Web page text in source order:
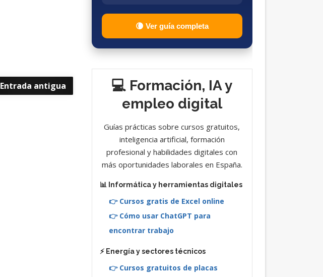
Entrada antigua
🌘 Ver guía completa
💻 Formación, IA y
empleo digital
Guías prácticas sobre cursos gratuitos,
inteligencia artificial, formación
profesional y habilidades digitales con
más oportunidades laborales en España.
📊 Informática y herramientas digitales
👉 Cursos gratis de Excel online
👉 Cómo usar ChatGPT para
encontrar trabajo
⚡ Energía y sectores técnicos
👉 Cursos gratuitos de placas